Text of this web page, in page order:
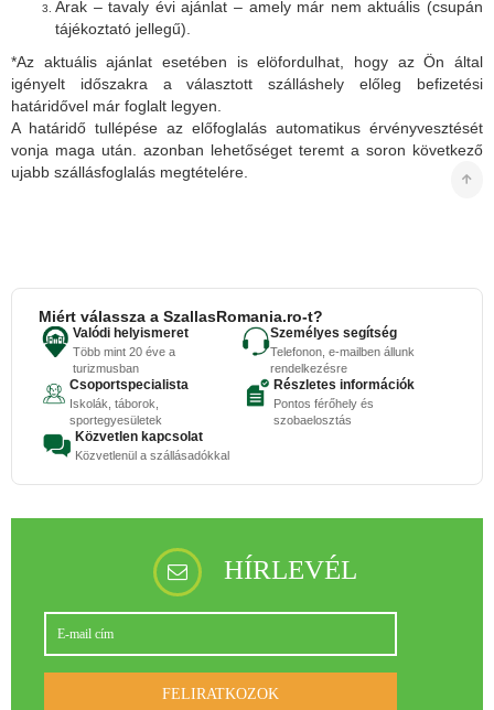
Árak – tavaly évi ajánlat – amely már nem aktuális (csupán
tájékoztató jellegű).
*Az aktuális ajánlat esetében is elöfordulhat, hogy az Ön által
igényelt időszakra a választott szálláshely előleg befizetési
határidővel már foglalt legyen.
A határidő tullépése az előfoglalás automatikus érvényvesztését
vonja maga után. azonban lehetőséget teremt a soron következő
ujabb szállásfoglalás megtételére.
Miért válassza a SzallasRomania.ro-t?
Valódi helyismeret
Több mint 20 éve a
turizmusban
Személyes segítség
Telefonon, e-mailben állunk
rendelkezésre
Csoportspecialista
Iskolák, táborok,
sportegyesületek
Részletes információk
Pontos férőhely és
szobaelosztás
Közvetlen kapcsolat
Közvetlenül a szállásadókkal
HÍRLEVÉL
FELIRATKOZOK